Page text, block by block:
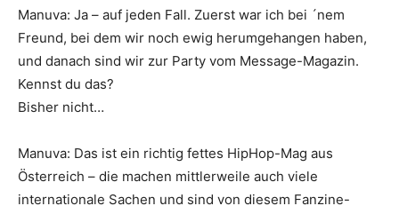
Manuva: Ja – auf jeden Fall. Zuerst war ich bei ´nem
Freund, bei dem wir noch ewig herumgehangen haben,
und danach sind wir zur Party vom Message-Magazin.
Kennst du das?
Bisher nicht…
Manuva: Das ist ein richtig fettes HipHop-Mag aus
Österreich – die machen mittlerweile auch viele
internationale Sachen und sind von diesem Fanzine-